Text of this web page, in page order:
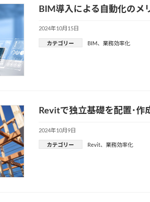
BIM導入による自動化のメ
2024年10月15日
カテゴリー BIM、 業務効率化
Revitで独立基礎を配置･作
2024年10月9日
カテゴリー Revit、 業務効率化